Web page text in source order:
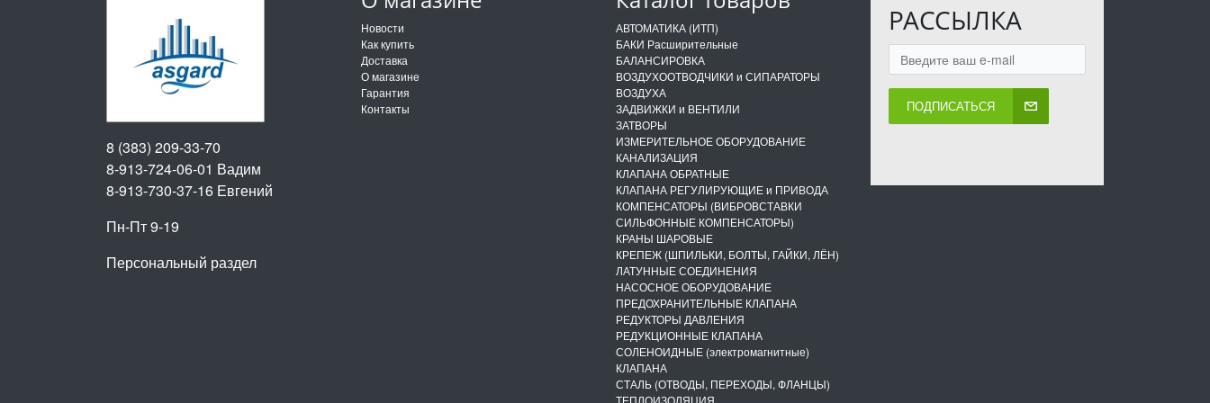
Новости
Как купить
Доставка
О магазине
Гарантия
Контакты
АВТОМАТИКА (ИТП)
БАКИ Расширительные
БАЛАНСИРОВКА
ВОЗДУХООТВОДЧИКИ и СИПАРАТОРЫ
ВОЗДУХА
ЗАДВИЖКИ и ВЕНТИЛИ
ЗАТВОРЫ
ИЗМЕРИТЕЛЬНОЕ ОБОРУДОВАНИЕ
КАНАЛИЗАЦИЯ
КЛАПАНА ОБРАТНЫЕ
КЛАПАНА РЕГУЛИРУЮЩИЕ и ПРИВОДА
КОМПЕНСАТОРЫ (ВИБРОВСТАВКИ
СИЛЬФОННЫЕ КОМПЕНСАТОРЫ)
КРАНЫ ШАРОВЫЕ
КРЕПЕЖ (ШПИЛЬКИ, БОЛТЫ, ГАЙКИ, ЛЁН)
ЛАТУННЫЕ СОЕДИНЕНИЯ
НАСОСНОЕ ОБОРУДОВАНИЕ
ПРЕДОХРАНИТЕЛЬНЫЕ КЛАПАНА
РЕДУКТОРЫ ДАВЛЕНИЯ
РЕДУКЦИОННЫЕ КЛАПАНА
СОЛЕНОИДНЫЕ (электромагнитные)
КЛАПАНА
СТАЛЬ (ОТВОДЫ, ПЕРЕХОДЫ, ФЛАНЦЫ)
ТЕПЛОИЗОЛЯЦИЯ
РАССЫЛКА
ПОДПИСАТЬСЯ
8 (383) 209-33-70
8-913-724-06-01 Вадим
8-913-730-37-16 Евгений
Пн-Пт 9-19
Персональный раздел